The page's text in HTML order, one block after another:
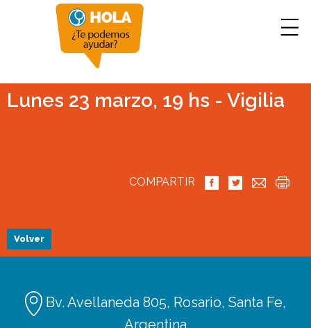
Lunes 23 marzo, 19 hs - Vigilia
COMPARTIR
Volver
Bv. Avellaneda 805, Rosario, Santa Fe,
Argentina